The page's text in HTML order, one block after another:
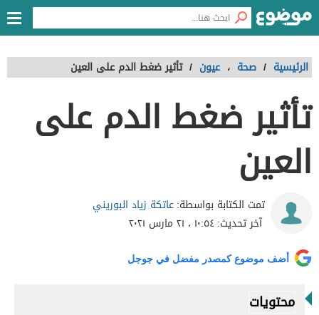
الرئيسية / صحة ، عيون / تأثير ضغط الدم على العين
تأثير ضغط الدم على
العين
تمت الكتابة بواسطة:عاتكة زياد البوريني
آخر تحديث:١٠:٥٤ ، ٢١ مارس ٢٠٢١
أضف موضوع كمصدر مفضل في جوجل
محتويات